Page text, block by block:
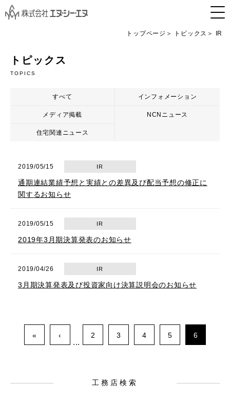
トップページ トピックス IR
トピックス
TOPICS
すべて インフォメーション
メディア掲載 NCNニュース
住宅関連ニュース
2019/05/15 IR
通期連結業績予想と実績との差異及び配当予想の修正に
関するお知らせ
2019/05/15 IR
2019年3月期決算発表のお知らせ
2019/04/26 IR
3月期決算発表及び投資家向け決算説明会のお知らせ
« ‹
...
2 3 4 5 6
工務店検索